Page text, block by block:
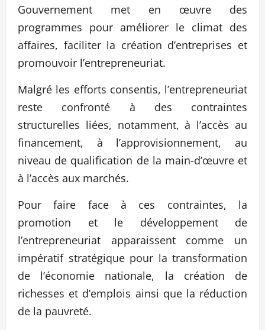
Gouvernement met en œuvre des
programmes pour améliorer le climat des
affaires, faciliter la création d’entreprises et
promouvoir l’entrepreneuriat.
Malgré les efforts consentis, l’entrepreneuriat
reste confronté à des contraintes
structurelles liées, notamment, à l’accès au
financement, à l’approvisionnement, au
niveau de qualification de la main-d’œuvre et
à l’accès aux marchés.
Pour faire face à ces contraintes, la
promotion et le développement de
l’entrepreneuriat apparaissent comme un
impératif stratégique pour la transformation
de l’économie nationale, la création de
richesses et d’emplois ainsi que la réduction
de la pauvreté.